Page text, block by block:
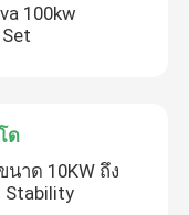
100kw
ด
นาด 10KW ถึง
Stability